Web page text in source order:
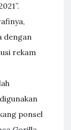
dengan
rekam
ponsel